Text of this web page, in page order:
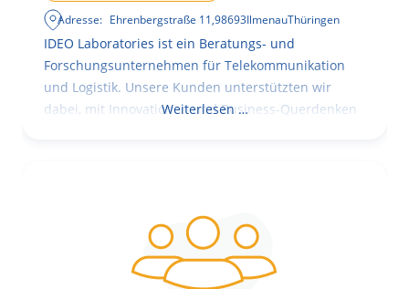
Adresse: Ehrenbergstraße 11,98693IlmenauThüringen
IDEO Laboratories ist ein Beratungs- und
Forschungsunternehmen für Telekommunikation
und Logistik. Unsere Kunden unterstützten wir
dabei, mit Innovationen und Business-Querdenken
Weiterlesen …